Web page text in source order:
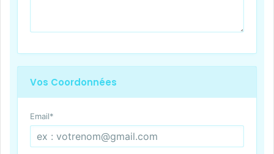
Vos Coordonnées
Email*